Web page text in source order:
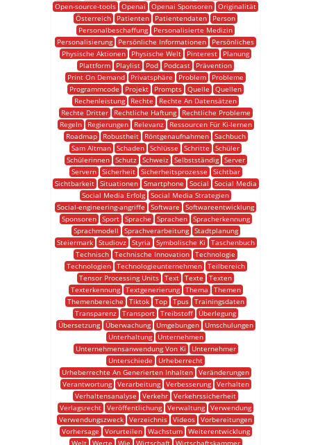
Open-source-tools Openai Openai Sponsoren Originalität
Österreich
Patienten Patientendaten
Person
Personalbeschaffung
Personalisierte Medizin
Personalisierung
Persönliche Informationen
Persönliches
Physische Aktionen
Physische Welt Pinterest
Planung
Plattform
Playlist Pod Podcast
Prävention
Print On Demand
Privatsphäre Problem
Probleme
Programmcode
Projekt Prompts Quelle
Quellen
Rechenleistung
Rechte
Rechte An Datensätzen
Rechte Dritter
Rechtliche Haftung
Rechtliche Probleme
Regeln
Regierungen Relevanz
Ressourcen Für Ki-lernen
Roadmap
Robustheit Röntgenaufnahmen
Sachbuch
Sam Altman Schaden Schlüsse Schritte
Schüler
Schülerinnen
Schutz Schweiz Selbstständig
Server
Servern
Sicherheit Sicherheitsprozesse
Sichtbar
Sichtbarkeit
Situationen Smartphone Social
Social Media
Social Media Erfolg Social Media Strategien
Social-engineering-angriffe
Software
Softwareentwicklung
Sponsoren
Sport Sprache Sprachen
Spracherkennung
Sprachmodell
Sprachverarbeitung
Stadtplanung
Steiermark
Studiovz Styria Symbolische Ki
Taschenbuch
Technisch Technische Innovation Technologie
Technologien
Technologieunternehmen
Teilbereich
Tensor Processing Units Text Texte
Texten
Texterkennung
Textgenerierung Thema
Themen
Themenbereiche
Tiktok Top Tpus
Trainingsdaten
Transparenz Transport Treibstoff
Überlegung
Übersetzung
Überwachung Umgebungen
Umschulungen
Unterhaltung
Unternehmen
Unternehmensanwendung Von Ki
Unternehmer
Unterschiede
Urheberrecht
Urheberrechte An Generierten Inhalten Veränderungen
Verantwortung
Verarbeitung Verbesserung
Verhalten
Verhaltensanalyse
Verkehr Verkehrssicherheit
Verlagsrecht Veröffentlichung Verwaltung Verwendung
Verwendungszweck Verzeichnis Videos Vorbereitungen
Vorhersage
Vorurteilen Wachstum
Weiterentwicklung
Welt
Werte Wie Wirtschaft Wirtschaftskammer